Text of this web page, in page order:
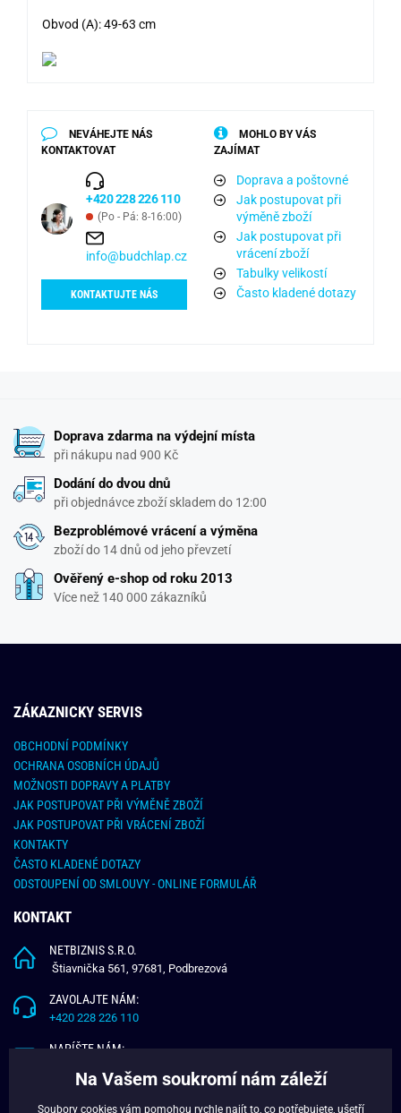
Obvod (A): 49-63 cm
NEVÁHEJTE NÁS
KONTAKTOVAT
+420 228 226 110
(Po - Pá: 8-16:00)
info@budchlap.cz
KONTAKTUJTE NÁS
MOHLO BY VÁS
ZAJÍMAT
Doprava a poštovné
Jak postupovat při
výměně zboží
Jak postupovat při
vrácení zboží
Tabulky velikostí
Často kladené dotazy
Doprava zdarma na výdejní místa
při nákupu nad 900 Kč
Dodání do dvou dnů
při objednávce zboží skladem do 12:00
Bezproblémové vrácení a výměna
zboží do 14 dnů od jeho převzetí
Ověřený e-shop od roku 2013
Více než 140 000 zákazníků
ZÁKAZNICKY SERVIS
OBCHODNÍ PODMÍNKY
OCHRANA OSOBNÍCH ÚDAJŮ
MOŽNOSTI DOPRAVY A PLATBY
JAK POSTUPOVAT PŘI VÝMĚNĚ ZBOŽÍ
JAK POSTUPOVAT PŘI VRÁCENÍ ZBOŽÍ
KONTAKTY
ČASTO KLADENÉ DOTAZY
ODSTOUPENÍ OD SMLOUVY - ONLINE FORMULÁŘ
KONTAKT
NETBIZNIS S.R.O.
Štiavnička 561, 97681, Podbrezová
ZAVOLAJTE NÁM:
+420 228 226 110
NAPÍŠTE NÁM:
Na Vašem soukromí nám záleží
Soubory cookies vám pomohou rychle najít to, co potřebujete, ušetří